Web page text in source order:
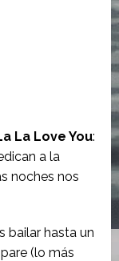
La Love You:
a la
noches nos
bailar hasta un
(lo más